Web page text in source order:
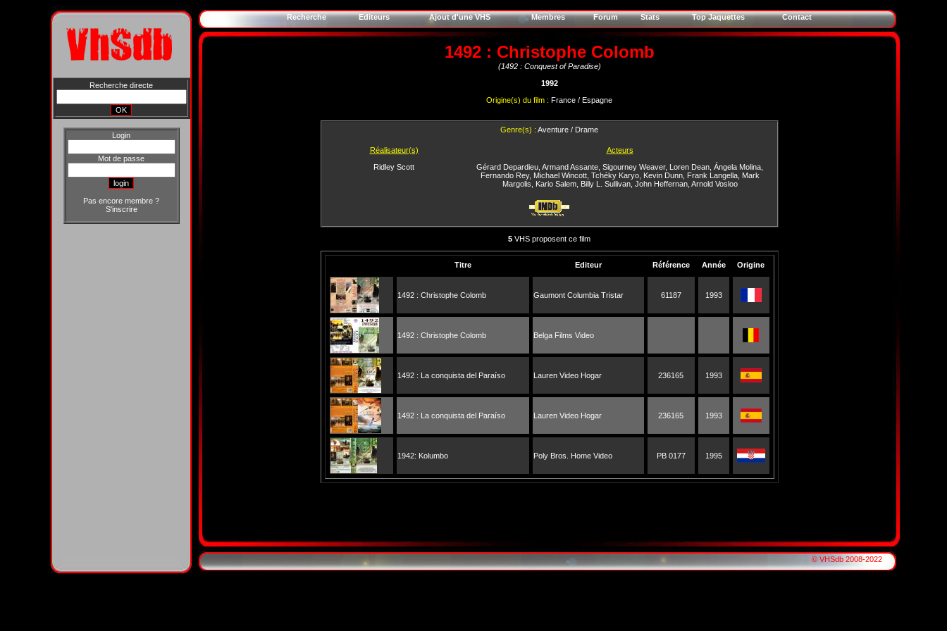
Recherche directe
Login
Mot de passe
Pas encore membre ?
S'inscrire
Recherche Editeurs Ajout d'une VHS Membres Forum Stats Top Jaquettes Contact
1492 : Christophe Colomb
(1492 : Conquest of Paradise)
1992
Origine(s) du film : France / Espagne
Genre(s) : Aventure / Drame
Réalisateur(s)
Ridley Scott
Acteurs
Gérard Depardieu Armand Assante Sigourney Weaver, Loren Dean Ángela Molina
Fernando Rey, Michael Wincott, Tchéky Karyo, Kevin Dunn, Frank Langella, Mark
Margolis
Kario Salem, Billy L. Sullivan, John Heffernan, Arnold Vosloo
5 VHS proposent ce film
Titre Editeur Référence Année Origine
1492 : Christophe Colomb Gaumont Columbia Tristar 61187 1993
1492 : Christophe Colomb Belga Films Video
1492 : La conquista del Paraíso Lauren Video Hogar 236165 1993
1492 : La conquista del Paraíso Lauren Video Hogar 236165 1993
1942: Kolumbo Poly Bros. Home Video PB 0177 1995
© VHSdb 2008-2022